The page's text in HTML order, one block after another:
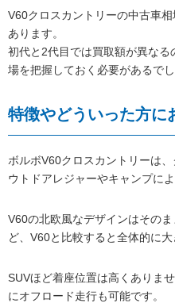
V60クロスカントリーの中古車
あります。
初代と2代目では買取額が異な
場を把握しておく必要があるでし
特徴やどういった方に
ボルボV60クロスカントリーは
ウトドアレジャーやキャンプに
V60の北欧風なデザインはその
ど、V60と比較すると全体的に大
SUVほど着座位置は高くありま
にオフロード走行も可能です。